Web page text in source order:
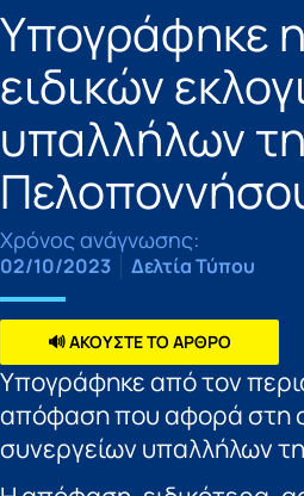
Υπογράφηκε
ειδικών
υπαλλήλων
Χρόνος ανάγνωσης:
02/10/2023 Δελτία Τύπου
🔊 ΑΚΟΥΣΤΕ ΤΟ ΑΡΘΡΟ
Υπογράφηκε από τον
απόφαση που αφορά στη
συνεργείων υπαλλήλων